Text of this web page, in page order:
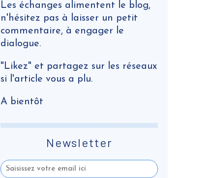
Newsletter
Les échanges alimentent le blog,
n'hésitez pas à laisser un petit
commentaire, à engager le
dialogue.
"Likez" et partagez sur les réseaux
si l'article vous a plu.
A bientôt